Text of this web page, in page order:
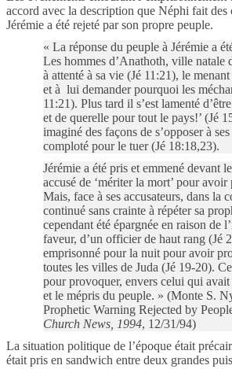
accord avec la description que Néphi fait des
Jérémie a été rejeté par son propre peuple.
« La réponse du peuple à Jérémie a
Les hommes d’Anathoth, ville natale
à attenté à sa vie (Jé 11:21), le
et à lui demander pourquoi les
11:21). Plus tard il s’est lamenté
et de querelle pour tout le pays!’ (Jé
imaginé des façons de s’opposer à
comploté pour le tuer (Jé 18:18,23).
Jérémie a été pris et emmené devant
accusé de ‘mériter la mort’ pour
Mais, face à ses accusateurs, dans la
continué sans crainte à répéter sa
cependant été épargnée en raison de
faveur, d’un officier de haut rang (Jé
emprisonné pour la nuit pour avoir
toutes les villes de Juda (Jé 19-20).
pour provoquer, envers celui qui
et le mépris du peuple. » (Monte S.
Prophetic Warning Rejected by
Church News, 1994, 12/31/94)
La situation politique de l’époque était
était pris en sandwich entre deux grandes